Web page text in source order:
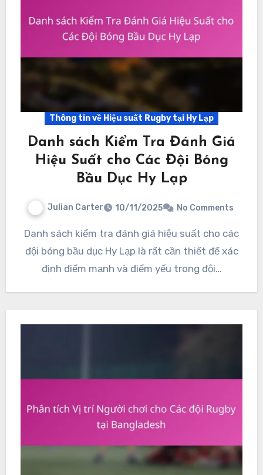
Thông tin về Hiệu suất Rugby tại Hy Lạp
Danh sách Kiểm Tra Đánh Giá
Hiệu Suất cho Các Đội Bóng
Bầu Dục Hy Lạp
Julian Carter 10/11/2025 No Comments
Danh sách kiểm tra đánh giá hiệu suất cho các
đội bóng bầu dục Hy Lạp là rất cần thiết để xác
định điểm mạnh và điểm yếu trong đội…